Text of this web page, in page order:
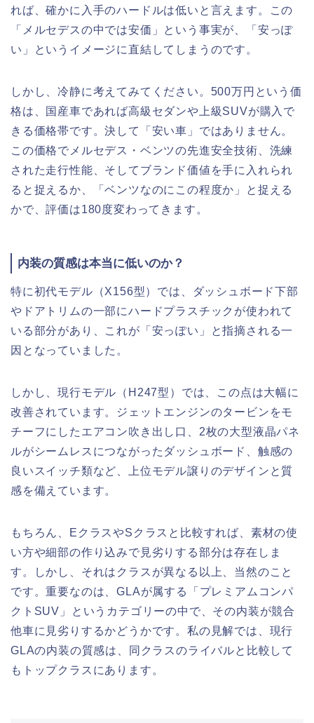
れば、確かに入手のハードルは低いと言えます。この
「メルセデスの中では安価」という事実が、「安っぽ
い」というイメージに直結してしまうのです。
しかし、冷静に考えてみてください。500万円という価
格は、国産車であれば高級セダンや上級SUVが購入で
きる価格帯です。決して「安い車」ではありません。
この価格でメルセデス・ベンツの先進安全技術、洗練
された走行性能、そしてブランド価値を手に入れられ
ると捉えるか、「ベンツなのにこの程度か」と捉える
かで、評価は180度変わってきます。
内装の質感は本当に低いのか？
特に初代モデル（X156型）では、ダッシュボード下部
やドアトリムの一部にハードプラスチックが使われて
いる部分があり、これが「安っぽい」と指摘される一
因となっていました。
しかし、現行モデル（H247型）では、この点は大幅に
改善されています。ジェットエンジンのタービンをモ
チーフにしたエアコン吹き出し口、2枚の大型液晶パネ
ルがシームレスにつながったダッシュボード、触感の
良いスイッチ類など、上位モデル譲りのデザインと質
感を備えています。
もちろん、EクラスやSクラスと比較すれば、素材の使
い方や細部の作り込みで見劣りする部分は存在しま
す。しかし、それはクラスが異なる以上、当然のこと
です。重要なのは、GLAが属する「プレミアムコンパ
クトSUV」というカテゴリーの中で、その内装が競合
他車に見劣りするかどうかです。私の見解では、現行
GLAの内装の質感は、同クラスのライバルと比較して
もトップクラスにあります。